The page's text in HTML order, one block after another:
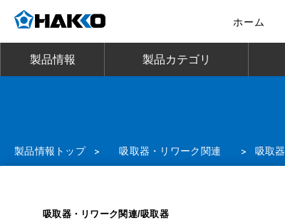
ホーム
製品情報 製品カテゴリ
製品情報トップ > 吸取器・リワーク関連 > 吸取器
吸取器・リワーク関連/吸取器